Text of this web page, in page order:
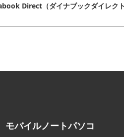
Direct（ダイナブックダイレ
モバイルノートパソコ